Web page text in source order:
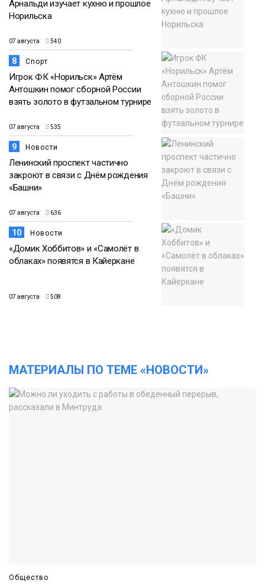
Арнальди изучает кухню и прошлое
Норильска
07 августа 540
8 Спорт
Игрок ФК «Норильск» Артём
Антошкин помог сборной России
взять золото в футзальном турнире
07 августа 535
9 Новости
Ленинский проспект частично
закроют в связи с Днём рождения
«Башни»
07 августа 636
10 Новости
«Домик Хоббитов» и «Самолёт в
облаках» появятся в Кайеркане
07 августа 508
МАТЕРИАЛЫ ПО ТЕМЕ «НОВОСТИ»
Общество